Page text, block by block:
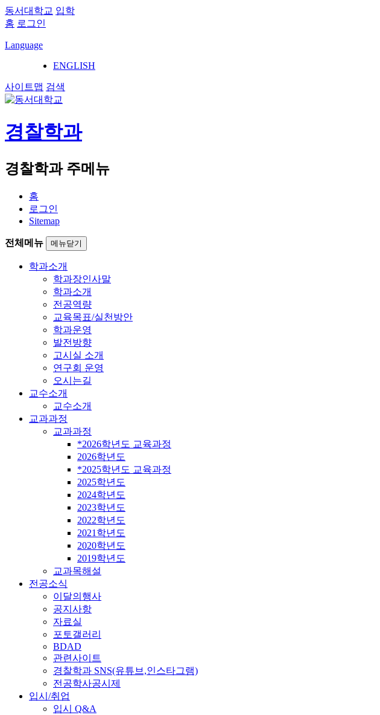
동서대학교 입학
홈 로그인
Language
ENGLISH
사이트맵 검색
경찰학과
경찰학과 주메뉴
홈
로그인
Sitemap
전체메뉴 메뉴닫기
학과소개
학과장인사말
학과소개
전공역량
교육목표/실천방안
학과운영
발전방향
고시실 소개
연구회 운영
오시는길
교수소개
교수소개
교과과정
교과과정
*2026학년도 교육과정
2026학년도
*2025학년도 교육과정
2025학년도
2024학년도
2023학년도
2022학년도
2021학년도
2020학년도
2019학년도
교과목해설
전공소식
이달의행사
공지사항
자료실
포토갤러리
BDAD
관련사이트
경찰학과 SNS(유튜브,인스타그램)
전공학사공시제
입시/취업
입시 Q&A